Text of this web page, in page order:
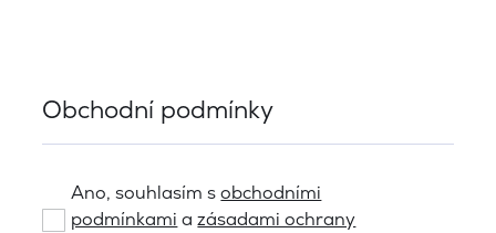
Obchodní podmínky
Ano, souhlasím sobchodními
podmínkami azásadami ochrany